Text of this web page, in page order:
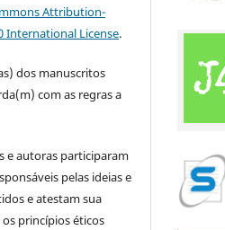
Attribution-
International License.
dos manuscritos
com as regras a
e autoras participaram
pelas ideias e
e atestam sua
princípios éticos